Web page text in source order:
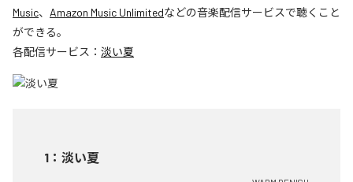
Music、 Amazon Music Unlimitedなどの音楽配信サービスで聴くこと
ができる。
各配信サービス： 淡い夏
1 ： 淡い夏